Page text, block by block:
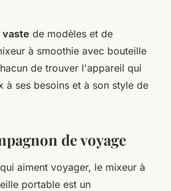
vaste de modèles et de
à smoothie avec bouteille
de trouver l'appareil qui
à ses besoins et à son style de
de voyage
aiment voyager, le mixeur à
portable est un